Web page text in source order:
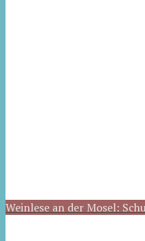
Weinlese an der Mosel: